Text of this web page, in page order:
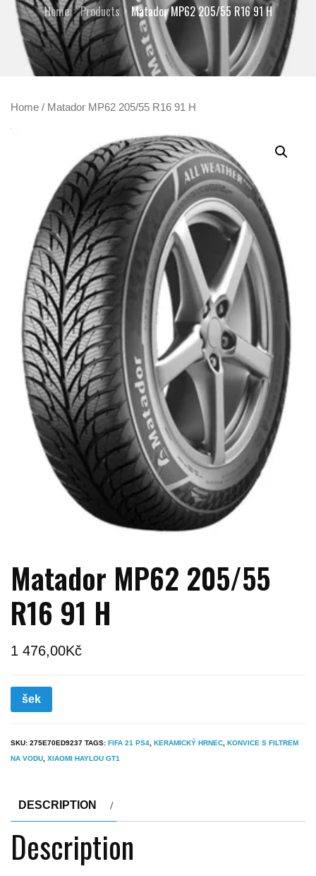
Home Products Matador MP62 205/55 R16 91 H
Home / Matador MP62 205/55 R16 91 H
Matador MP62 205/55
R16 91 H
1 476,00Kč
šek
SKU: 275E70ED9237 TAGS: FIFA 21 PS4 KERAMICKÝ HRNEC KONVICE S FILTREM
NA VODU XIAOMI HAYLOU GT1
DESCRIPTION
Description